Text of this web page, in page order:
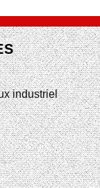
industriel